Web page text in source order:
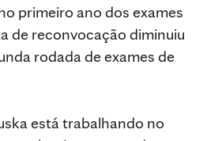
primeiro ano dos exames
de reconvocação diminuiu
rodada de exames de
está trabalhando no